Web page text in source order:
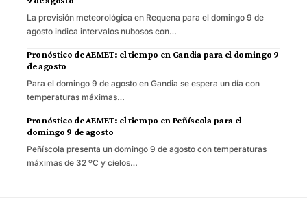
La previsión meteorológica en Requena para el domingo 9 de
agosto indica intervalos nubosos con…
Pronóstico de AEMET: el tiempo en Gandia para el domingo 9
de agosto
Para el domingo 9 de agosto en Gandia se espera un día con
temperaturas máximas…
Pronóstico de AEMET: el tiempo en Peñíscola para el
domingo 9 de agosto
Peñíscola presenta un domingo 9 de agosto con temperaturas
máximas de 32 ºC y cielos…